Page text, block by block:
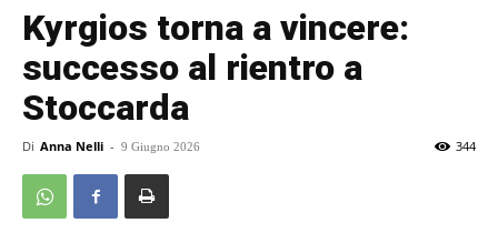
Kyrgios torna a vincere:
successo al rientro a
Stoccarda
Di Anna Nelli - 9 Giugno 2026 344